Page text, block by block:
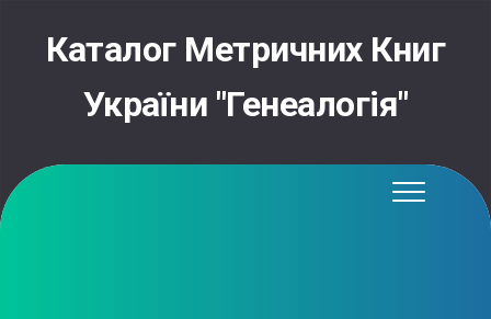
contentКаталог Метричних Книг
України "Генеалогія"